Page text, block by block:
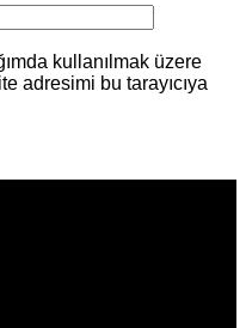
kullanılmak üzere
adresimi bu tarayıcıya